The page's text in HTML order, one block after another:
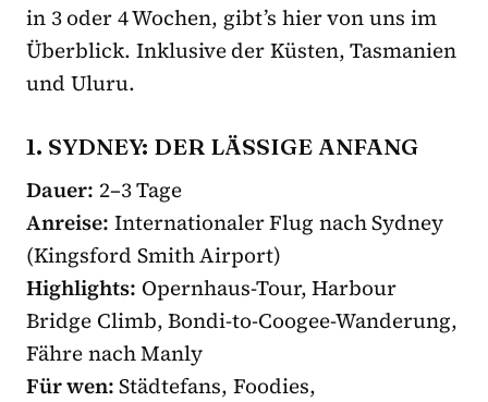
in 3 oder 4 Wochen, gibt’s hier von uns im
Überblick. Inklusive der Küsten, Tasmanien
und Uluru.
1. SYDNEY: DER LÄSSIGE ANFANG
Dauer: 2–3 Tage
Anreise: Internationaler Flug nach Sydney
(Kingsford Smith Airport)
Highlights: Opernhaus-Tour, Harbour
Bridge Climb, Bondi-to-Coogee-Wanderung,
Fähre nach Manly
Für wen:Städtefans, Foodies,